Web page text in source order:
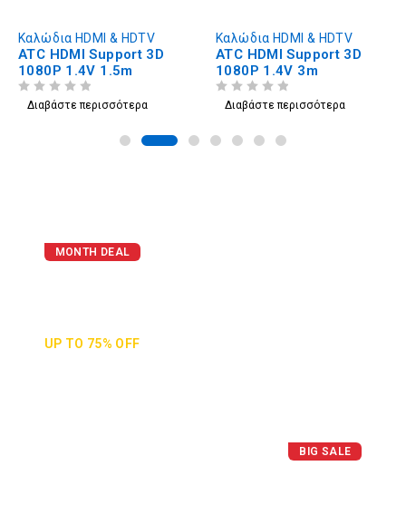
Καλώδια HDMI & HDTV
ATC HDMI Support 3D
1080P 1.4V 1.5m
Διαβάστε περισσότερα
Καλώδια HDMI & HDTV
ATC HDMI Support 3D
1080P 1.4V 3m
Διαβάστε περισσότερα
MONTH DEAL
UP TO 75% OFF
BIG SALE